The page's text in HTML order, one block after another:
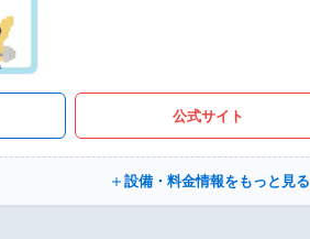
公式サイト
設備・料金情報をもっと見る